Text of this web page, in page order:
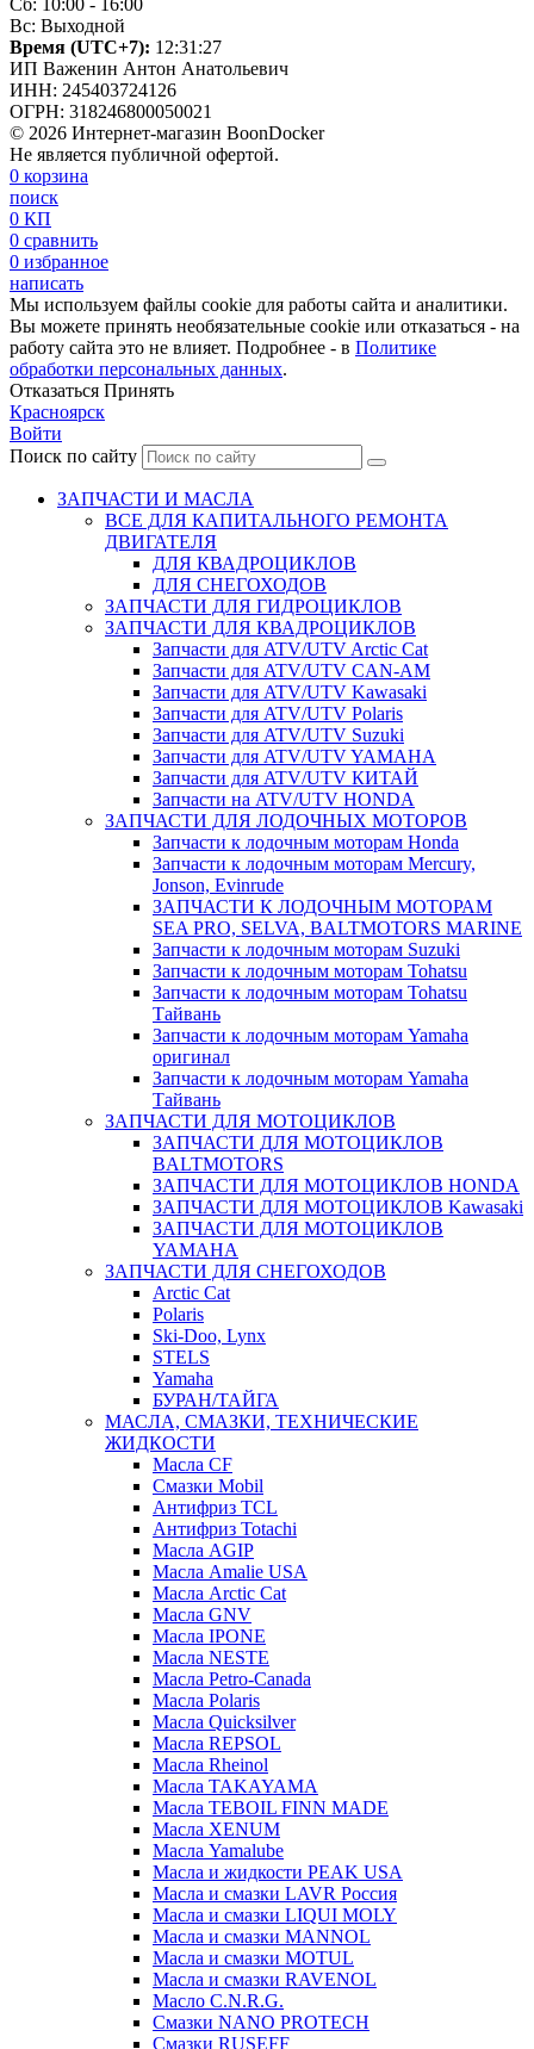
Вс: Выходной
Время (UTC+7): 12:31:28
ИП Важенин Антон Анатольевич
ИНН: 245403724126
ОГРН: 318246800050021
© 2026 Интернет-магазин BoonDocker
Не является публичной офертой.
0 корзина
поиск
0 КП
0 сравнить
0 избранное
написать
Мы используем файлы cookie для работы сайта и аналитики.
Вы можете принять необязательные cookie или отказаться - на
работу сайта это не влияет. Подробнее - в Политике
обработки персональных данных.
Отказаться Принять
Красноярск
Войти
Поиск по сайту
ЗАПЧАСТИ И МАСЛА
ВСЕ ДЛЯ КАПИТАЛЬНОГО РЕМОНТА
ДВИГАТЕЛЯ
ДЛЯ КВАДРОЦИКЛОВ
ДЛЯ СНЕГОХОДОВ
ЗАПЧАСТИ ДЛЯ ГИДРОЦИКЛОВ
ЗАПЧАСТИ ДЛЯ КВАДРОЦИКЛОВ
Запчасти для ATV/UTV Arctic Cat
Запчасти для ATV/UTV CAN-AM
Запчасти для ATV/UTV Kawasaki
Запчасти для ATV/UTV Polaris
Запчасти для ATV/UTV Suzuki
Запчасти для ATV/UTV YAMAHA
Запчасти для ATV/UTV КИТАЙ
Запчасти на ATV/UTV HONDA
ЗАПЧАСТИ ДЛЯ ЛОДОЧНЫХ МОТОРОВ
Запчасти к лодочным моторам Honda
Запчасти к лодочным моторам Mercury,
Jonson, Evinrude
ЗАПЧАСТИ К ЛОДОЧНЫМ МОТОРАМ
SEA PRO, SELVA, BALTMOTORS MARINE
Запчасти к лодочным моторам Suzuki
Запчасти к лодочным моторам Tohatsu
Запчасти к лодочным моторам Tohatsu
Тайвань
Запчасти к лодочным моторам Yamaha
оригинал
Запчасти к лодочным моторам Yamaha
Тайвань
ЗАПЧАСТИ ДЛЯ МОТОЦИКЛОВ
ЗАПЧАСТИ ДЛЯ МОТОЦИКЛОВ
BALTMOTORS
ЗАПЧАСТИ ДЛЯ МОТОЦИКЛОВ HONDA
ЗАПЧАСТИ ДЛЯ МОТОЦИКЛОВ Kawasaki
ЗАПЧАСТИ ДЛЯ МОТОЦИКЛОВ
YAMAHA
ЗАПЧАСТИ ДЛЯ СНЕГОХОДОВ
Arctic Cat
Polaris
Ski-Doo, Lynx
STELS
Yamaha
БУРАН/ТАЙГА
МАСЛА, СМАЗКИ, ТЕХНИЧЕСКИЕ
ЖИДКОСТИ
Масла CF
Смазки Mobil
Антифриз TCL
Антифриз Totachi
Масла AGIP
Масла Amalie USA
Масла Arctic Cat
Масла GNV
Масла IPONE
Масла NESTE
Масла Petro-Canada
Масла Polaris
Масла Quicksilver
Масла REPSOL
Масла Rheinol
Масла TAKAYAMA
Масла TEBOIL FINN MADE
Масла XENUM
Масла Yamalube
Масла и жидкости PEAK USA
Масла и смазки LAVR Россия
Масла и смазки LIQUI MOLY
Масла и смазки MANNOL
Масла и смазки MOTUL
Масла и смазки RAVENOL
Масло C.N.R.G.
Смазки NANO PROTECH
Смазки RUSEFF